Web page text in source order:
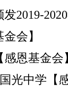
2019-
会】
感恩基金会
光中学【